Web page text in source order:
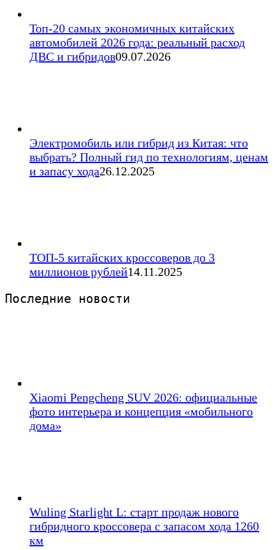
Топ-20 самых экономичных китайских
автомобилей 2026 года: реальный расход
ДВС и гибридов09.07.2026
Электромобиль или гибрид из Китая: что
выбрать? Полный гид по технологиям, ценам
и запасу хода26.12.2025
ТОП-5 китайских кроссоверов до 3
миллионов рублей14.11.2025
Последние новости
Xiaomi Pengcheng SUV 2026: официальные
фото интерьера и концепция «мобильного
дома»
Wuling Starlight L: старт продаж нового
гибридного кроссовера с запасом хода 1260
км